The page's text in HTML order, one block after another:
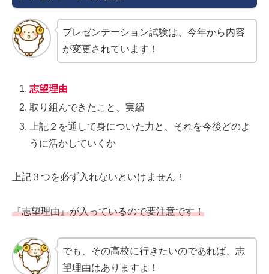
プレゼンテーション試験は、今年から内容
が変更されています！
志望理由
取り組んできたこと、実績
上記２を通して身についた力と、それを今後どのよ
うに活かしていくか
上記３つを必ず入れないといけません！
『志望理由』が入っているので要注意です！
でも、その高校に行きたいのであれば、志
望理由はありますよ！